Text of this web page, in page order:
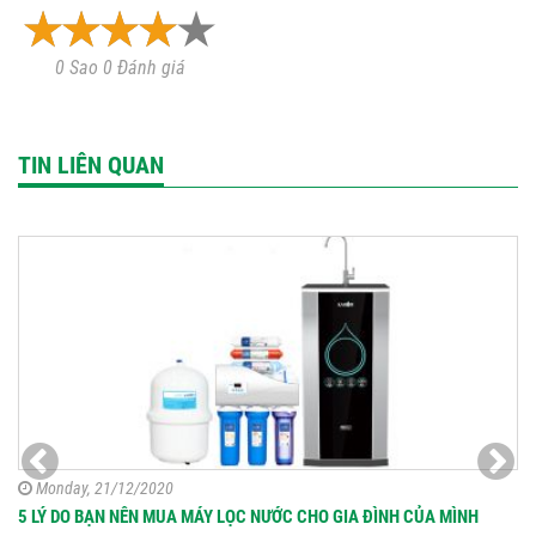
0 Sao 0 Đánh giá
TIN LIÊN QUAN
Monday, 21/12/2020
5 LÝ DO BẠN NÊN MUA MÁY LỌC NƯỚC CHO GIA ĐÌNH CỦA MÌNH